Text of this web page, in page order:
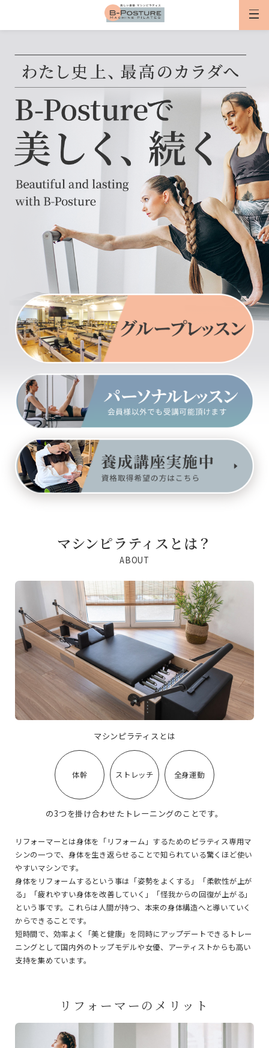
マシンピラティスとは？
ABOUT
マシンピラティスとは
体幹 ストレッチ 全身運動
の3つを掛け合わせたトレーニングのことです。
リフォーマーとは身体を「リフォーム」するためのピラティス専用マ
シンの一つで、身体を生き返らせることで知られている驚くほど使い
やすいマシンです。
身体をリフォームするという事は「姿勢をよくする」「柔軟性が上が
る」「疲れやすい身体を改善していく」「怪我からの回復が上がる」
という事です。これらは人間が持つ、本来の身体構造へと導いていく
からできることです。
短時間で、効率よく「美と健康」を同時にアップデートできるトレー
ニングとして国内外のトップモデルや女優、アーティストからも高い
支持を集めています。
リフォーマーのメリット